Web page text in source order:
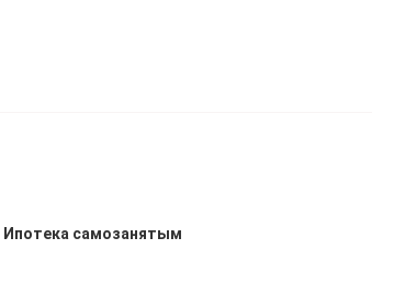
Ипотека самозанятым